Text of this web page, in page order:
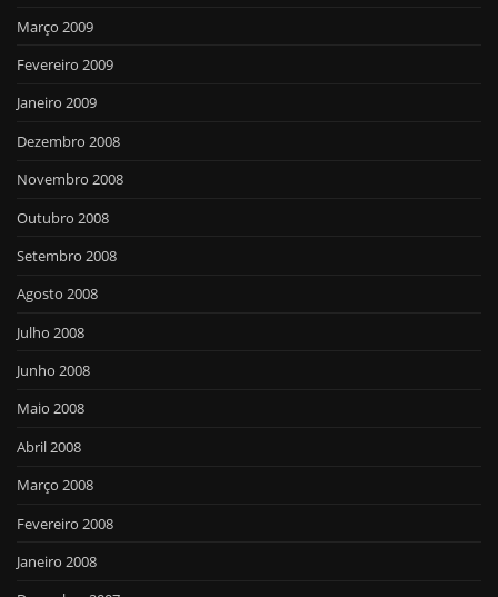
Março 2009
Fevereiro 2009
Janeiro 2009
Dezembro 2008
Novembro 2008
Outubro 2008
Setembro 2008
Agosto 2008
Julho 2008
Junho 2008
Maio 2008
Abril 2008
Março 2008
Fevereiro 2008
Janeiro 2008